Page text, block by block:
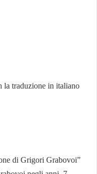
la traduzione in italiano
di Grigori Grabovoi”